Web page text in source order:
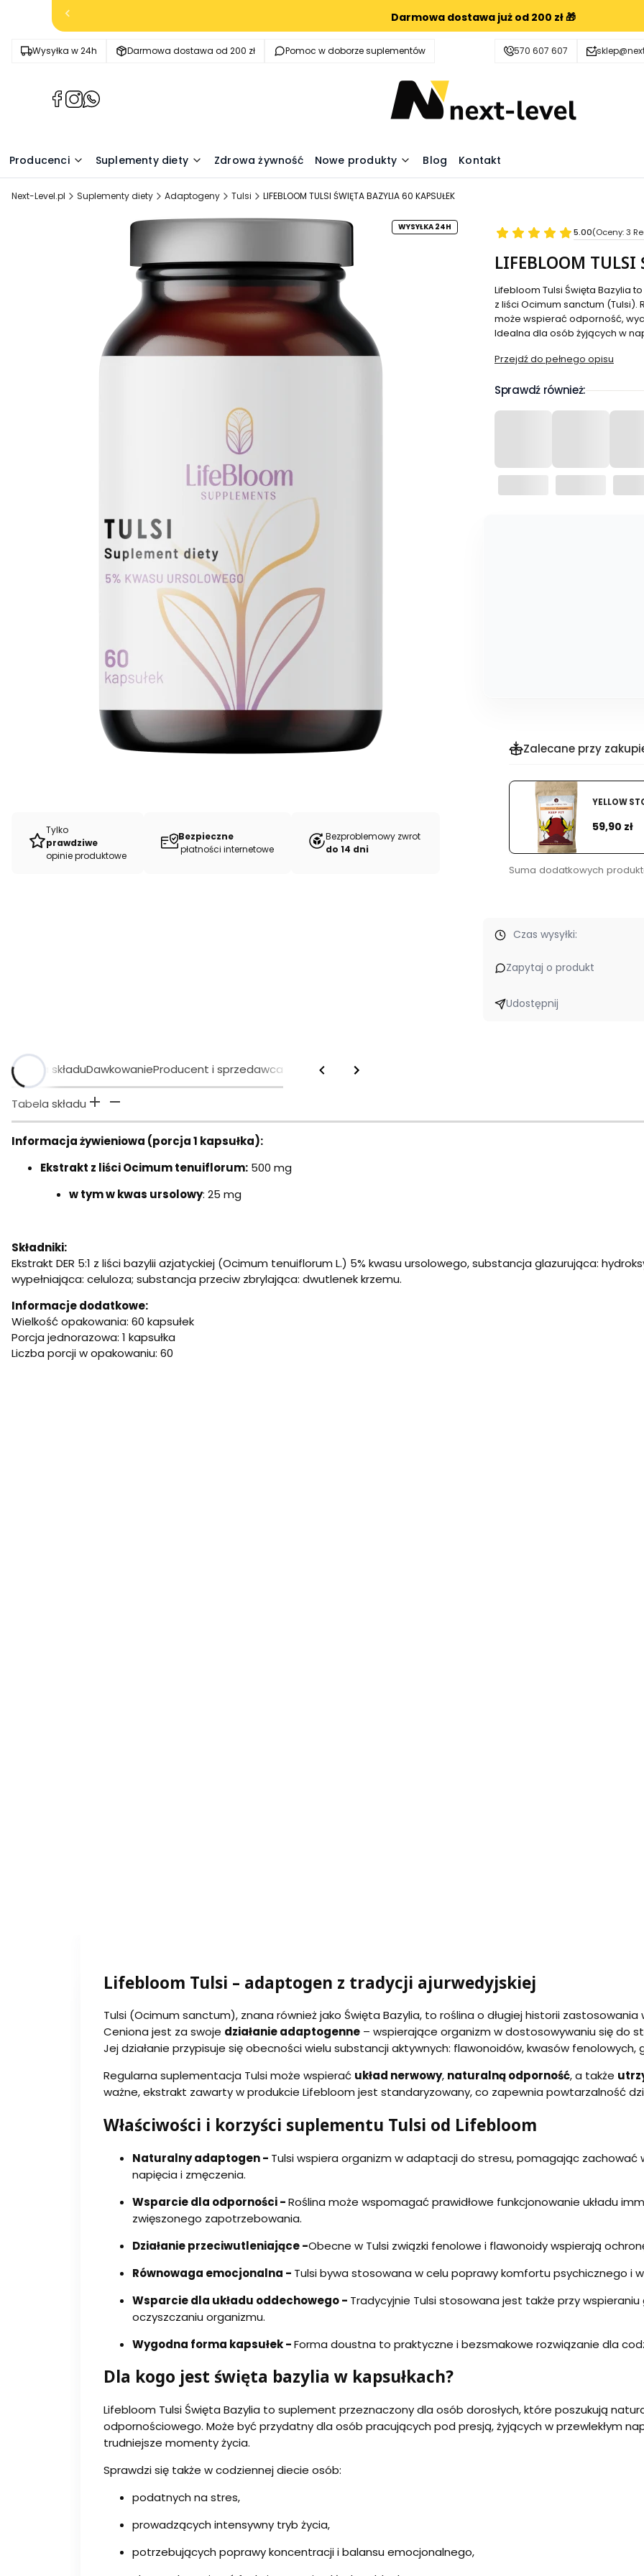
Darmowa dostawa już od 200 zł 🎁
Wysyłka w 24h Darmowa dostawa od 200 zł Pomoc w doborze suplementów 570 607 607
(Otwiera
karcie)
(Otwiera
karcie)
(Otwiera
karcie)
Producenci Suplementy diety Zdrowa żywność Nowe produkty Blog Kontakt
Next-Level.pl Suplementy diety Adaptogeny Tulsi LIFEBLOOM TULSI ŚWIĘTA BAZYLIA 60 KAPSUŁEK
Tylko
prawdziwe
opinie produktowe
Bezpieczne
płatności internetowe
Bezproblemowy zwrot
do 14 dni
WYSYŁKA 24H 5.00(Oceny: 3
LIFEBLOOM TULSI
Lifebloom Tulsi Święta Bazylia
z liści Ocimum sanctum
może wspierać odporność,
Idealna dla osób żyjących w
Przejdź do pełnego opisu
Sprawdź również:
Zalecane przy
YELLOW
Cena
59,90 zł
Suma dodatkowych
Czas wysyłki:
Zapytaj o produkt
Udostępnij
Tabela składuDawkowanieProducent i sprzedawca
Tabela składu
Informacja żywieniowa (porcja 1 kapsułka):
Ekstrakt z liści Ocimum tenuiflorum: 500 mg
w tym w kwas ursolowy: 25 mg
Składniki:
Ekstrakt DER 5:1 z liści bazylii azjatyckiej (Ocimum tenuiflorum L.) 5% kwasu ursolowego, substancja glazurująca:
wypełniająca: celuloza; substancja przeciw zbrylająca: dwutlenek krzemu.
Informacje dodatkowe:
Wielkość opakowania: 60 kapsułek
Porcja jednorazowa: 1 kapsułka
Liczba porcji w opakowaniu: 60
Lifebloom Tulsi – adaptogen z tradycji ajurwedyjskiej
Tulsi (Ocimum sanctum), znana również jako Święta Bazylia, to roślina o długiej historii
Ceniona jest za swoje działanie adaptogenne – wspierające organizm w dostosowywaniu się do
Jej działanie przypisuje się obecności wielu substancji aktywnych: flawonoidów, kwasów fenolowych,
Regularna suplementacja Tulsi może wspierać układ nerwowy, naturalną odporność, a także
ważne, ekstrakt zawarty w produkcie Lifebloom jest standaryzowany, co zapewnia powtarzalność
Właściwości i korzyści suplementu Tulsi od Lifebloom
Naturalny adaptogen - Tulsi wspiera organizm w adaptacji do stresu, pomagając
napięcia i zmęczenia.
Wsparcie dla odporności -Roślina może wspomagać prawidłowe funkcjonowanie układu
zwięszonego zapotrzebowania.
Działanie przeciwutleniające -Obecne w Tulsi związki fenolowe i flawonoidy wspierają
Równowaga emocjonalna - Tulsi bywa stosowana w celu poprawy komfortu psychicznego i
Wsparcie dla układu oddechowego - Tradycyjnie Tulsi stosowana jest także przy
oczyszczaniu organizmu.
Wygodna forma kapsułek -Forma doustna to praktyczne i bezsmakowe rozwiązanie dla
Dla kogo jest święta bazylia w kapsułkach?
Lifebloom Tulsi Święta Bazylia to suplement przeznaczony dla osób dorosłych, które poszukują
odpornościowego. Może być przydatny dla osób pracujących pod presją, żyjących w przewlekłym
trudniejsze momenty życia.
Sprawdzi się także w codziennej diecie osób:
podatnych na stres,
prowadzących intensywny tryb życia,
potrzebujących poprawy koncentracji i balansu emocjonalnego,